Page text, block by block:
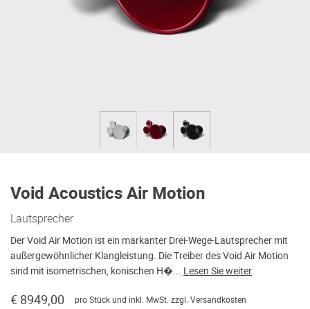
Void Acoustics Air Motion
Lautsprecher
Der Void Air Motion ist ein markanter Drei-Wege-Lautsprecher mit
außergewöhnlicher Klangleistung. Die Treiber des Void Air Motion
sind mit isometrischen, konischen H�... Lesen Sie weiter
€ 8949,00 pro Stück und inkl. MwSt. zzgl. Versandkosten